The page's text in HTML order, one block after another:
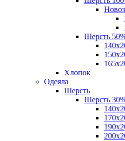
Шерсть
Хлопок
Одеяла
Шерсть
Шерсть